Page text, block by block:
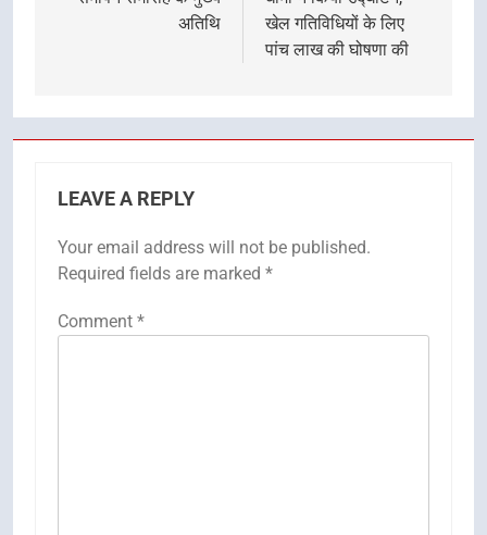
अतिथि
खेल गतिविधियों के लिए
पांच लाख की घोषणा की
LEAVE A REPLY
Your email address will not be published.
Required fields are marked *
Comment *